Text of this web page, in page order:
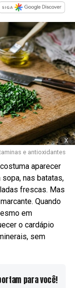
x
e antioxidantes
aparecer
nas batatas,
frescas. Mas
Quando
em
o cardápio
sem
para você!